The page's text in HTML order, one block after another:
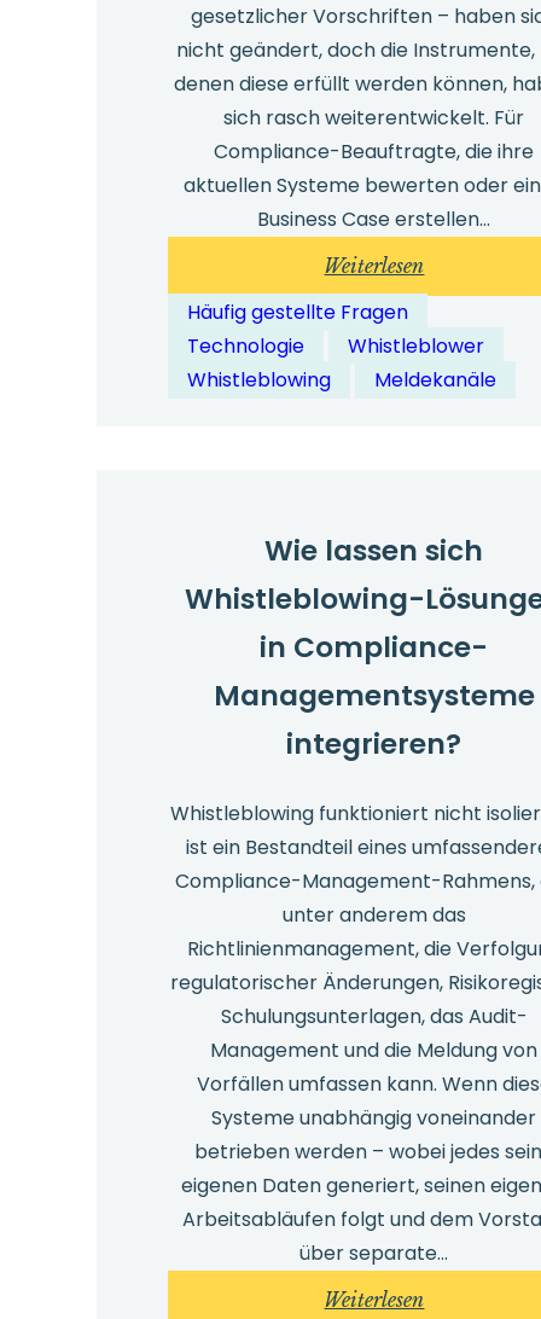
gesetzlicher Vorschriften – haben
nicht geändert, doch die
denen diese erfüllt werden können,
sich rasch weiterentwickelt. Für
Compliance-Beauftragte, die ihre
aktuellen Systeme bewerten oder
Business Case erstellen…
Weiterlesen:
Was
sind
die
der
Technologie?
Häufig gestellte Fragen
Technologie
Whistleblower
Whistleblowing
Meldekanäle
Wie lassen sich
Whistleblowing-
in Compliance-
Managementsysteme
integrieren?
Whistleblowing funktioniert nicht
ist ein Bestandteil eines
Compliance-Management-Rahmens,
unter anderem das
Richtlinienmanagement, die
regulatorischer Änderungen,
Schulungsunterlagen, das Audit-
Management und die Meldung von
Vorfällen umfassen kann. Wenn
Systeme unabhängig voneinander
betrieben werden – wobei jedes
eigenen Daten generiert, seinen
Arbeitsabläufen folgt und dem
über separate…
Weiterlesen: